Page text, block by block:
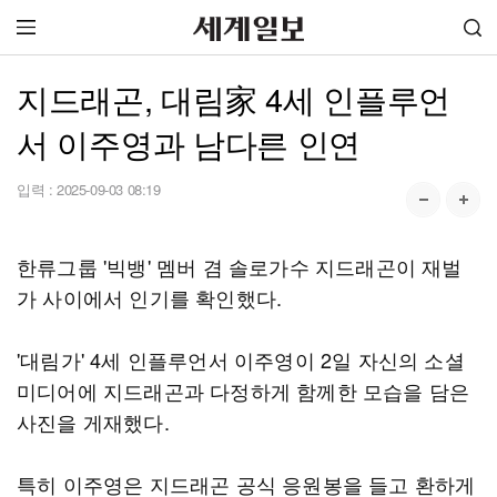
지드래곤, 대림家 4세 인플루언
서 이주영과 남다른 인연
입력 : 2025-09-03 08:19
한류그룹 '빅뱅' 멤버 겸 솔로가수 지드래곤이 재벌
가 사이에서 인기를 확인했다.
'대림가' 4세 인플루언서 이주영이 2일 자신의 소셜
미디어에 지드래곤과 다정하게 함께한 모습을 담은
사진을 게재했다.
특히 이주영은 지드래곤 공식 응원봉을 들고 환하게